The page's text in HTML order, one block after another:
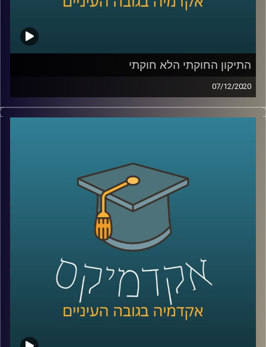
התיקון החוקתי הלא חוקתי
07/12/2020
יחסי ביהמ"ש העליון והפוליטיקאים, וסוגיות
לדיון בכל העולם, אבל מרגיש שבתקופה
האחרונה במדינתנו הקטנה והדמוקרטיה
הצעירה – ישראל, הסוגיות הללו בוערות עוד
פרופ' יניב רוזנאי, חוקר משפט חוקתי ומשפט
חוקתי השוואתי מביה"ס הארי רדזינר למשפטים
באוניברסיטת ריימן, חקר את אחת הדוקטרינות
המעניינות ביותר בהקשר לכל הסוגיות הנ"ל
(וסוגיות נוספות ומסקרנות) – דוקטרינת "התיקון